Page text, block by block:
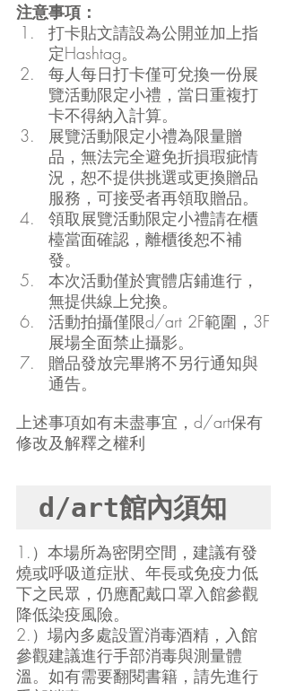
注意事項：
打卡貼文請設為公開並加上指
定Hashtag。
每人每日打卡僅可兌換一份展
覽活動限定小禮，當日重複打
卡不得納入計算。
展覽活動限定小禮為限量贈
品，無法完全避免折損瑕疵情
況，恕不提供挑選或更換贈品
服務，可接受者再領取贈品。
領取展覽活動限定小禮請在櫃
檯當面確認，離櫃後恕不補
發。
本次活動僅於實體店鋪進行，
無提供線上兌換。
活動拍攝僅限d/art 2F範圍，3F
展場全面禁止攝影。
贈品發放完畢將不另行通知與
通告。
上述事項如有未盡事宜，d/art保有
修改及解釋之權利
d/art館內須知
1.）本場所為密閉空間，建議有發
燒或呼吸道症狀、年長或免疫力低
下之民眾，仍應配戴口罩入館參觀
降低染疫風險。
2.）場內多處設置消毒酒精，入館
參觀建議進行手部消毒與測量體
溫。如有需要翻閱書籍，請先進行